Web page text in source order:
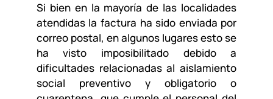
Si bien en la mayoría de las localidades
atendidas la factura ha sido enviada por
correo postal, en algunos lugares esto se
ha visto imposibilitado debido a
dificultades relacionadas al aislamiento
social preventivo y obligatorio o